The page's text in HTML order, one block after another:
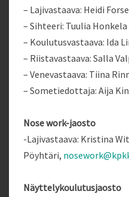
– Lajivastaava: Heidi
– Sihteeri: Tuulia Honkela
– Koulutusvastaava: Ida
– Riistavastaava: Salla
– Venevastaava: Tiina
– Sometiedottaja: Aija
Nose work-jaosto
-Lajivastaava: Kristina
Pöyhtäri,
Näyttelykoulutusjaosto